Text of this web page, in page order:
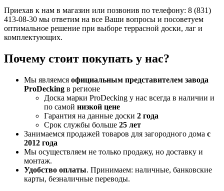
Приехав к нам в магазин или позвонив по телефону: 8 (831)
413-08-30 мы ответим на все Ваши вопросы и посоветуем
оптимальное решение при выборе террасной доски, лаг и
комплектующих.
Почему стоит покупать у нас?
Мы являемся официальным представителем завода
ProDecking в регионе
Доска марки ProDecking у нас всегда в наличии и
по самой низкой цене
Гарантия на данные доски 2 года
Срок службы больше 25 лет
Занимаемся продажей товаров для загородного дома с
2012 года
Мы осуществляем не только продажу, но доставку и
монтаж.
Удобство оплаты. Принимаем: наличные, банковские
карты, безналичные переводы.